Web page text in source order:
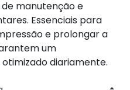
manutenção e
Essenciais para
e prolongar a
um
diariamente.